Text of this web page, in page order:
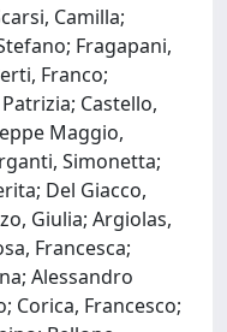
Camilla;
Fragapani,
Franco;
Castello,
Maggio,
Simonetta;
Del Giacco,
Giulia; Argiolas,
Francesca;
Alessandro
Corica, Francesco;